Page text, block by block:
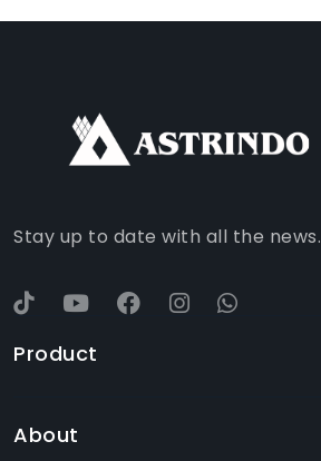
Stay up to date with all the news.
Product
About
WHATSAPP
YOUTUBE